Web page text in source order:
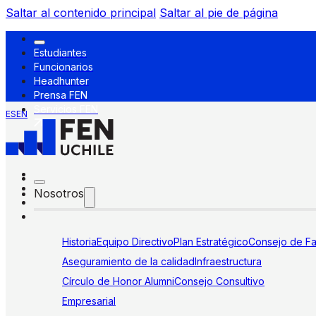
Saltar al contenido principal Saltar al pie de página
Estudiantes
Funcionarios
Headhunter
Prensa FEN
ESEN
Nosotros
HistoriaEquipo DirectivoPlan EstratégicoConsejo de
Aseguramiento de la calidadInfraestructura
Círculo de Honor AlumniConsejo Consultivo
Empresarial